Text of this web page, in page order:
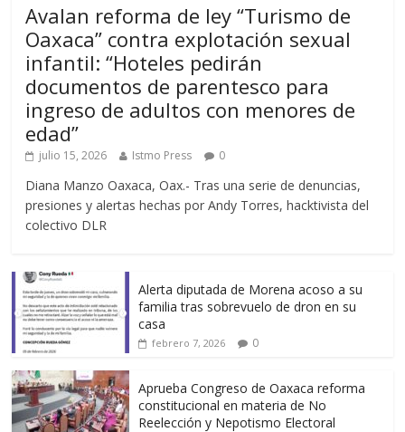
Avalan reforma de ley “Turismo de
Oaxaca” contra explotación sexual
infantil: “Hoteles pedirán
documentos de parentesco para
ingreso de adultos con menores de
edad”
julio 15, 2026 Istmo Press 0
Diana Manzo Oaxaca, Oax.- Tras una serie de denuncias,
presiones y alertas hechas por Andy Torres, hacktivista del
colectivo DLR
Alerta diputada de Morena acoso a su
familia tras sobrevuelo de dron en su
casa
febrero 7, 2026 0
Aprueba Congreso de Oaxaca reforma
constitucional en materia de No
Reelección y Nepotismo Electoral